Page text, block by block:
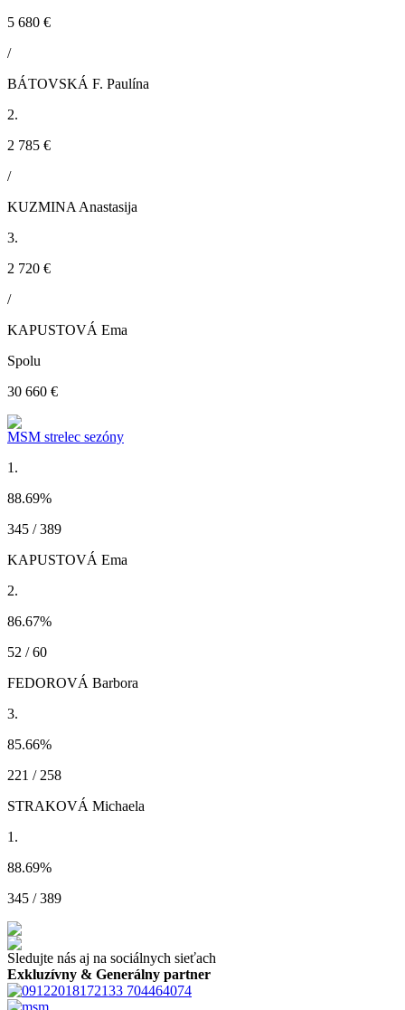
5 680 €
/
BÁTOVSKÁ F. Paulína
2.
2 785 €
/
KUZMINA Anastasija
3.
2 720 €
/
KAPUSTOVÁ Ema
Spolu
30 660 €
MSM strelec sezóny
1.
88.69%
345 / 389
KAPUSTOVÁ Ema
2.
86.67%
52 / 60
FEDOROVÁ Barbora
3.
85.66%
221 / 258
STRAKOVÁ Michaela
1.
88.69%
345 / 389
Sledujte nás aj na sociálnych sieťach
Exkluzívny & Generálny partner